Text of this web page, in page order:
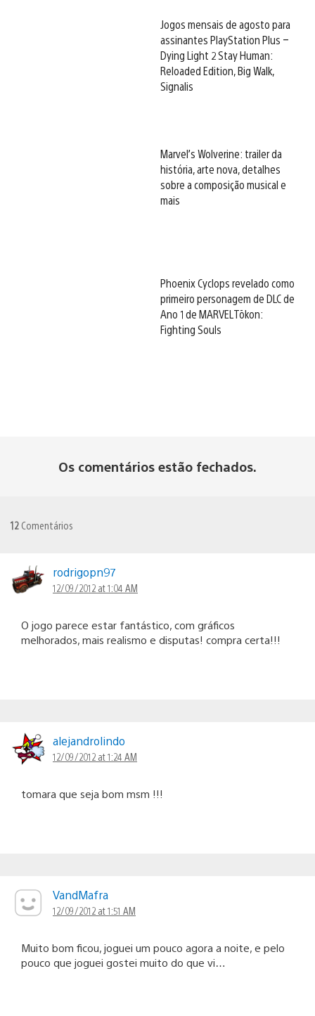
Jogos mensais de agosto para
assinantes PlayStation Plus –
Dying Light 2 Stay Human:
Reloaded Edition, Big Walk,
Signalis
Marvel’s Wolverine: trailer da
história, arte nova, detalhes
sobre a composição musical e
mais
Phoenix Cyclops revelado como
primeiro personagem de DLC de
Ano 1 de MARVEL Tōkon:
Fighting Souls
Os comentários estão fechados.
12 Comentários
rodrigopn97
12/09/2012 at 1:04 AM
O jogo parece estar fantástico, com gráficos
melhorados, mais realismo e disputas! compra certa!!!
alejandrolindo
12/09/2012 at 1:24 AM
tomara que seja bom msm !!!
VandMafra
12/09/2012 at 1:51 AM
Muito bom ficou, joguei um pouco agora a noite, e pelo
pouco que joguei gostei muito do que vi…